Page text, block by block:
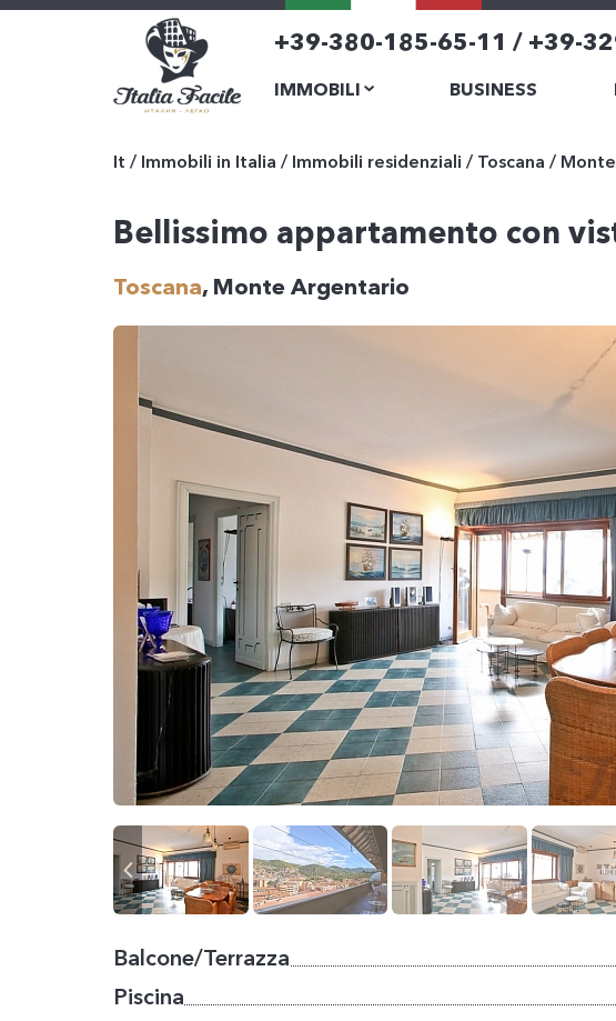
+39-380-185-65-11 / +39-
IMMOBILI BUSINESS
It / Immobili in Italia / Immobili residenziali / Toscana /
Bellissimo appartamento con
Toscana, Monte Argentario
Balcone/Terrazza
Piscina